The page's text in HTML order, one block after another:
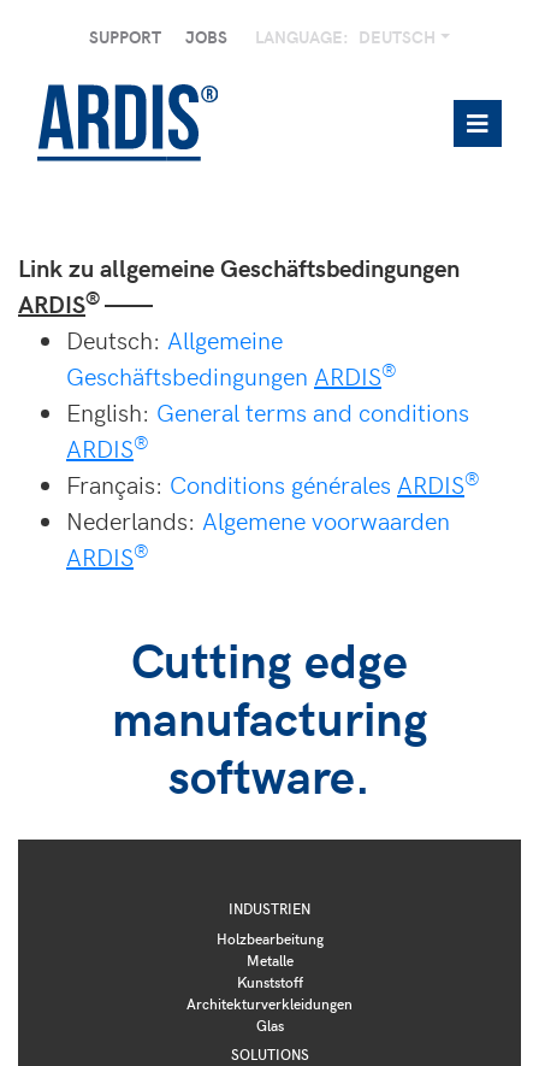
SUPPORT JOBS LANGUAGE: DEUTSCH
Link zu allgemeine Geschäftsbedingungen
ARDIS® ——
Deutsch: Allgemeine
Geschäftsbedingungen ARDIS®
English: General terms and conditions
ARDIS®
Français: Conditions générales ARDIS®
Nederlands: Algemene voorwaarden
ARDIS®
Cutting edge
manufacturing
software.
INDUSTRIEN
Holzbearbeitung
Metalle
Kunststoff
Architekturverkleidungen
Glas
SOLUTIONS